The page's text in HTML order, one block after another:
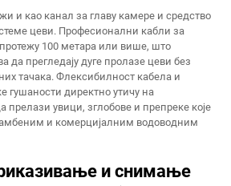
и као канал за главу камере и средство
цеви. Професионални кабли за
100 метара или више, што
да прегледају дуге пролазе цеви без
тачака. Флексибилност кабела и
гушаности директно утичу на
прелази увици, зглобове и препреке које
и комерцијалним водоводним
и снимање